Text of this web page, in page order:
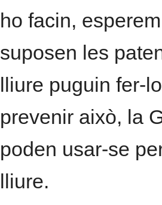
ho facin,
suposen les
lliure puguin fer-
prevenir això, la
poden usar-se
lliure.